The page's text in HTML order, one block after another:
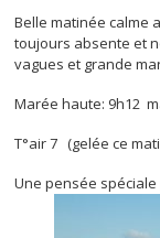
Belle matinée calme
toujours absente et
vagues et grande
Marée haute: 9h12
T°air 7 (gelée ce
Une pensée